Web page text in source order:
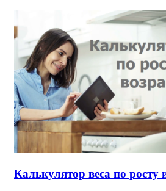
Калькулятор веса по росту